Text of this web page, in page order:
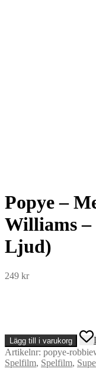
Popye –
Williams –
Ljud)
249 kr
Popye
-
Me
Big
Lägg till i varukorg
Artikelnr: popye-
Spelfilm, Spelfilm,